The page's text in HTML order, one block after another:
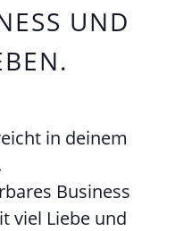
UND
in deinem
Business
viel Liebe und